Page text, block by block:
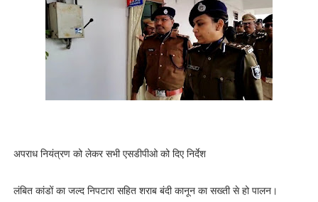
अपराध नियंत्रण को लेकर सभी एसडीपीओ को दिए निर्देश
लंबित कांडों का जल्द निपटारा सहित शराब बंदी कानून का सख्ती से हो पालन।